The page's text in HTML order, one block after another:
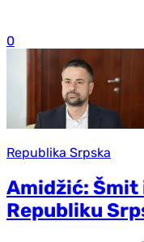
0
Republika Srpska
Amidžić:
Republiku